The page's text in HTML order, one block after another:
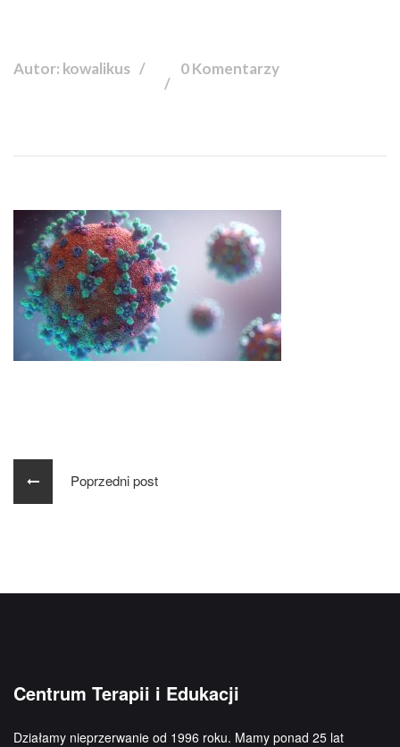
Autor: kowalikus 0 Komentarzy
Poprzedni post
Centrum Terapii i Edukacji
Działamy nieprzerwanie od 1996 roku. Mamy ponad 25 lat